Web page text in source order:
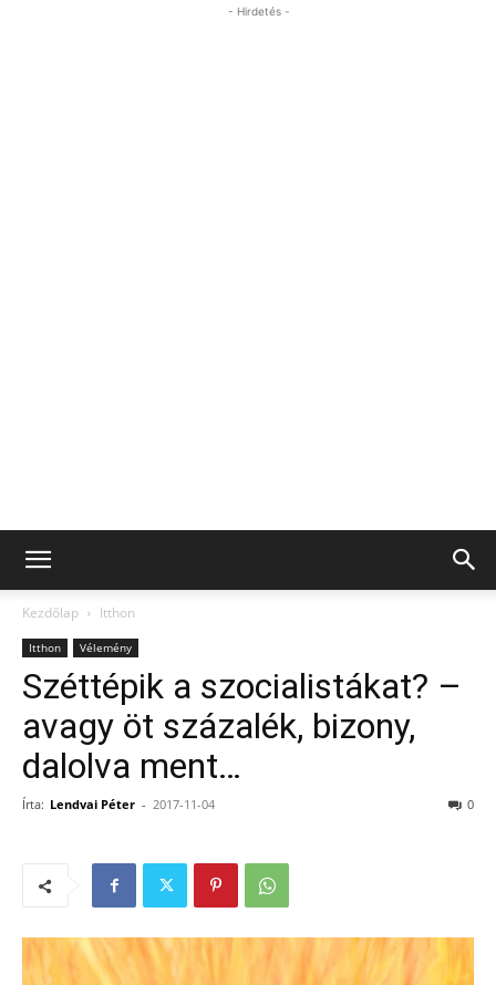
- Hirdetés -
Kezdőlap Itthon
Itthon Vélemény
Széttépik a szocialistákat? –
avagy öt százalék, bizony,
dalolva ment…
Írta: Lendvai Péter - 2017-11-04 0